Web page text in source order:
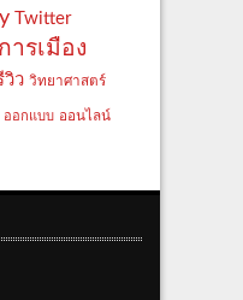
Twitter
การเมือง
วิว วิทยาศาสตร์
ออกแบบ ออนไลน์